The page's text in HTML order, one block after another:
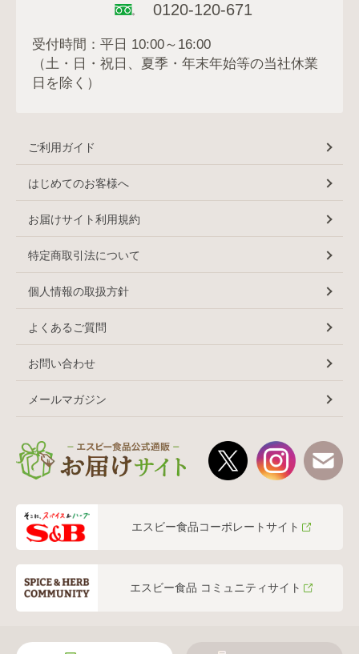
0120-120-671
受付時間：平日 10:00～16:00
（土・日・祝日、夏季・年末年始等の当社休業
日を除く）
ご利用ガイド
はじめてのお客様へ
お届けサイト利用規約
特定商取引法について
個人情報の取扱方針
よくあるご質問
お問い合わせ
メールマガジン
エスビー食品コーポレートサイト
エスビー食品 コミュニティサイト